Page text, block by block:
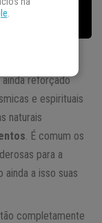
nós e sobre as
reforçado
e espirituais
naturais
. É comum os
para a
ainda a isso suas
completamente
.